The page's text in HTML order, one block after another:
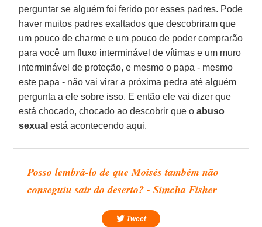
perguntar se alguém foi ferido por esses padres. Pode
haver muitos padres exaltados que descobriram que
um pouco de charme e um pouco de poder comprarão
para você um fluxo interminável de vítimas e um muro
interminável de proteção, e mesmo o papa - mesmo
este papa - não vai virar a próxima pedra até alguém
pergunta a ele sobre isso. E então ele vai dizer que
está chocado, chocado ao descobrir que oabuso
sexual está acontecendo aqui.
Posso lembrá-lo de que Moisés também não
conseguiu sair do deserto? - Simcha Fisher
Tweet